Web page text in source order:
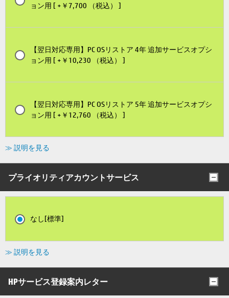
ョン用 [ +￥7,700 （税込） ]
【翌日対応専用】PC OSリストア 4年 追加サービスオプシ
ョン用 [ +￥10,230 （税込） ]
【翌日対応専用】PC OSリストア 5年 追加サービスオプシ
ョン用 [ +￥12,760 （税込） ]
≫ 説明を見る
プライオリティアカウントサービス
なし[標準]
≫ 説明を見る
HPサービス登録案内レター